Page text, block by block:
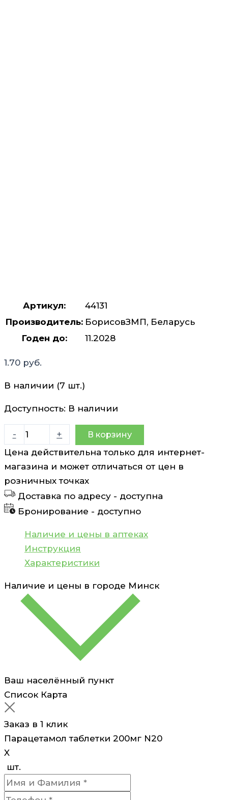
Артикул:
44131
Производитель: БорисовЗМП, Беларусь
Годен до:
11.2028
1.70 руб.
В наличии (7 шт.)
Доступность: В наличии
-
Количество
товара
Парацетамол
200мг
N20
+ В корзину
Цена действительна только для интернет-
магазина и может отличаться от цен в
розничных точках
Доставка по адресу - доступна
Бронирование - доступно
Наличие и цены в аптеках
Инструкция
Характеристики
Наличие и цены в городе Минск
Ваш населённый пункт
Список Карта
Заказ в 1 клик
Парацетамол таблетки 200мг N20
X
шт.